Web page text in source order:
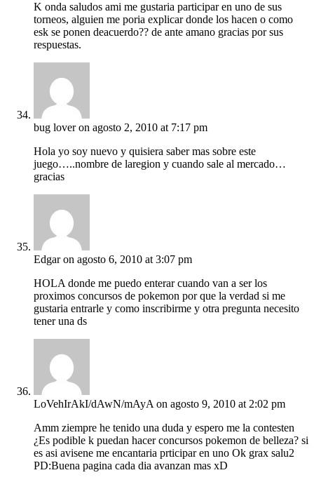
K onda saludos ami me gustaria participar en uno de sus
torneos, alguien me poria explicar donde los hacen o como
esk se ponen deacuerdo?? de ante amano gracias por sus
respuestas.
bug lover on agosto 2, 2010 at 7:17 pm
Hola yo soy nuevo y quisiera saber mas sobre este
juego…..nombre de laregion y cuando sale al mercado…
gracias
Edgar on agosto 6, 2010 at 3:07 pm
HOLA donde me puedo enterar cuando van a ser los
proximos concursos de pokemon por que la verdad si me
gustaria entrarle y como inscribirme y otra pregunta necesito
tener una ds
LoVehIrAkI/dAwN/mAyA on agosto 9, 2010 at 2:02 pm
Amm ziempre he tenido una duda y espero me la contesten
¿Es podible k puedan hacer concursos pokemon de belleza? si
es asi avisene me encantaria prticipar en uno Ok grax salu2
PD:Buena pagina cada dia avanzan mas xD